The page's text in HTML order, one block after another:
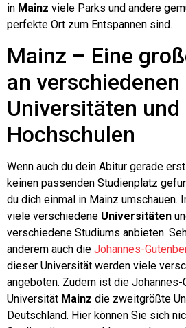
in Mainz viele Parks und andere
perfekte Ort zum Entspannen sind.
Mainz – Eine
an verschiedenen
Universitäten und
Hochschulen
Wenn auch du dein Abitur gerade
keinen passenden Studienplatz
du dich einmal in Mainz umschauen.
viele verschiedene Universitäten
verschiedene Studiums anbieten.
anderem auch die Johannes-
dieser Universität werden viele
angeboten. Zudem ist die Johannes-
Universität Mainz die zweitgrößte
Deutschland. Hier können Sie sich